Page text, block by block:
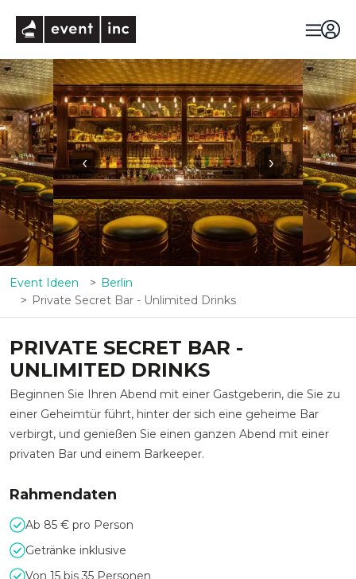
‹ ›
Event Ideen
Berlin
Private Secret Bar - Unlimited Drinks
PRIVATE SECRET BAR -
UNLIMITED DRINKS
Beginnen Sie Ihren Abend mit einer Gastgeberin, die Sie zu
einer Geheimtür führt, hinter der sich eine geheime Bar
verbirgt, und genießen Sie einen ganzen Abend mit einer
privaten Bar und einem Barkeeper.
Rahmendaten
Ab 85 € pro Person
Getränke inklusive
Von 15 bis 35 Personen